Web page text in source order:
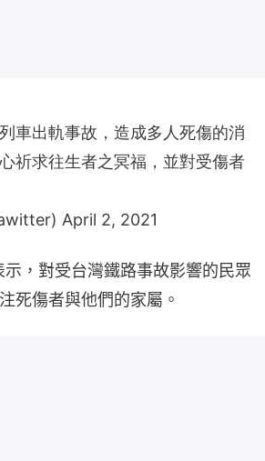
車出軌事故，造成多人死傷的消
祈求往生者之冥福，並對受傷者
April 2, 2021
，對受台灣鐵路事故影響的民眾
死傷者與他們的家屬。